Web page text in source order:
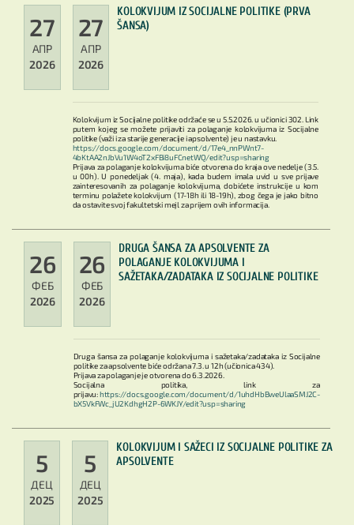
27
АПР
2026
27
АПР
2026
KOLOKVIJUM IZ SOCIJALNE POLITIKE (PRVA
ŠANSA)
Kolokvijum iz Socijalne politike održaće se u 5.5.2026. u učionici 302. Link
putem kojeg se možete prijaviti za polaganje kolokvijuma iz Socijalne
politike (važi i za starije generacije i apsolvente) je u nastavku.
https://docs.google.com/document/d/17e4_nnPWnt7-
4bKtAA2nJbVu1W4oT2xFBi8uFCnetWQ/edit?usp=sharing
Prijava za polaganje kolokvijuma biće otvorena do kraja ove nedelje (3.5.
u 00h). U ponedeljak (4. maja), kada budem imala uvid u sve prijave
zainteresovanih za polaganje kolokvijuma, dobićete instrukcije u kom
terminu polažete kolokvijum (17-18h ili 18-19h), zbog čega je jako bitno
da ostavite svoj fakultetski mejl za prijem ovih informacija.
26
ФЕБ
2026
26
ФЕБ
2026
DRUGA ŠANSA ZA APSOLVENTE ZA
POLAGANJE KOLOKVIJUMA I
SAŽETAKA/ZADATAKA IZ SOCIJALNE POLITIKE
Druga šansa za polaganje kolokvijuma i sažetaka/zadataka iz Socijalne
politike za apsolvente biće održana 7.3. u 12h (učionica 434).
Prijava za polaganje je otvorena do 6.3.2026.
Socijalna politika, link za
prijavu:https://docs.google.com/document/d/1uhdHbBweUlaaSMJ2C-
bX5VkFWc_jU2KdhgH2P-6WKJY/edit?usp=sharing
5
ДЕЦ
2025
5
ДЕЦ
2025
KOLOKVIJUM I SAŽECI IZ SOCIJALNE POLITIKE ZA
APSOLVENTE